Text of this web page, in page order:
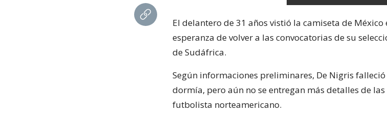
El delantero de 31 años vistió la camiseta de
esperanza de volver a las convocatorias de su
de Sudáfrica.
Según informaciones preliminares, De Nigris
dormía, pero aún no se entregan más detalles de
futbolista norteamericano.